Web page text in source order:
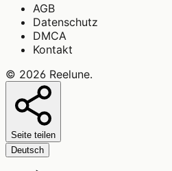
AGB
Datenschutz
DMCA
Kontakt
© 2026 Reelune.
Seite teilen
Deutsch